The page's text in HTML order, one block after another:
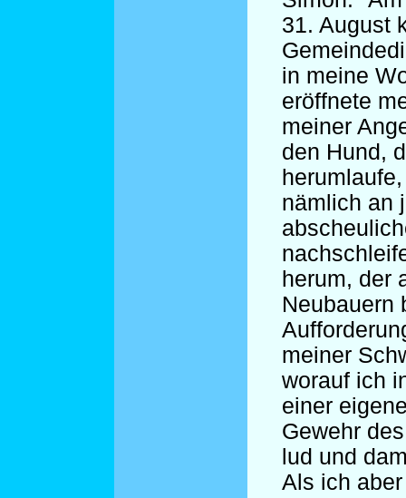
31. August
in meine
eröffnete
meiner
den Hund,
nämlich an
herum, der
Neubauern
meiner
worauf ich
einer
Gewehr
lud und
Als ich